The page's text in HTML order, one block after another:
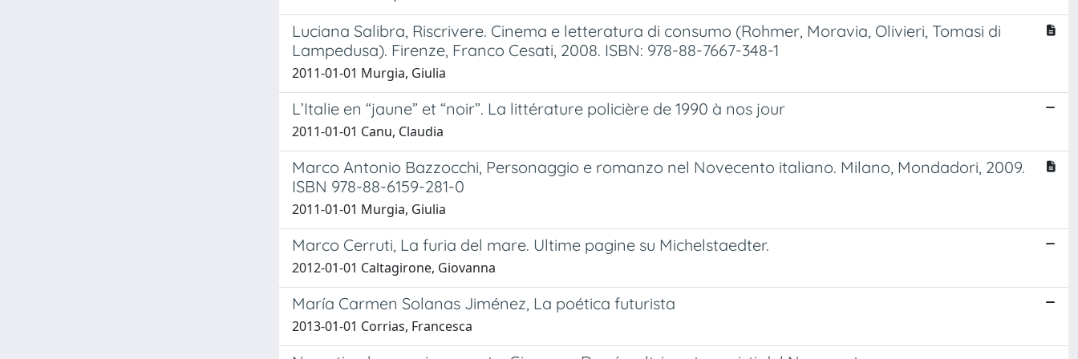
Luciana Salibra, Riscrivere. Cinema e letteratura di consumo (Rohmer, Moravia, Olivieri, Tomasi di
Lampedusa). Firenze, Franco Cesati, 2008. ISBN: 978-88-7667-348-1
2011-01-01 Murgia, Giulia
L’Italie en “jaune” et “noir”. La littérature policière de 1990 à nos jour
2011-01-01 Canu, Claudia
Marco Antonio Bazzocchi, Personaggio e romanzo nel Novecento italiano. Milano, Mondadori, 2009.
ISBN 978-88-6159-281-0
2011-01-01 Murgia, Giulia
Marco Cerruti, La furia del mare. Ultime pagine su Michelstaedter.
2012-01-01 Caltagirone, Giovanna
María Carmen Solanas Jiménez, La poética futurista
2013-01-01 Corrias, Francesca